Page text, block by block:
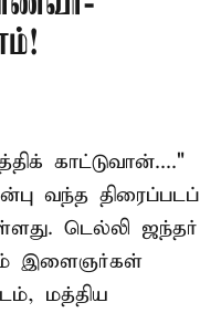
காட்டுவான்...."
வந்த திரைப்படப்
டெல்லி ஜந்தர்
இளைஞர்கள்
மத்திய